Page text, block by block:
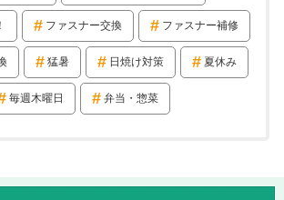
ファスナー交換 ファスナー補修
猛暑 日焼け対策 夏休み
毎週木曜日 弁当・惣菜